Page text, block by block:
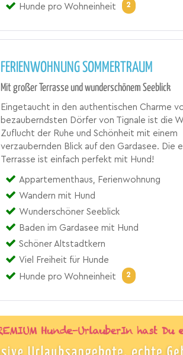
Hunde pro Wohneinheit
2
FERIENWOHNUNG SOMMERTRAUM
Mit großer Terrasse und wunderschönem Seeblick
Eingetaucht in den authentischen Charme
bezauberndsten Dörfer von Tignale ist die
Zuflucht der Ruhe und Schönheit mit einem
verzaubernden Blick auf den Gardasee. Die
Terrasse ist einfach perfekt mit Hund!
Appartementhaus, Ferienwohnung
Wandern mit Hund
Wunderschöner Seeblick
Baden im Gardasee mit Hund
Schöner Altstadtkern
Viel Freiheit für Hunde
Hunde pro Wohneinheit
2